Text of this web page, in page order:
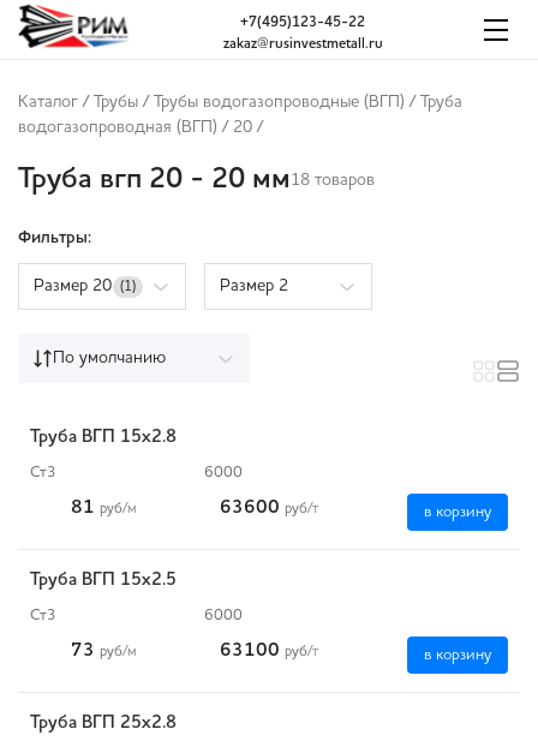
zakaz@rusinvestmetall.ru
+7(495)123-45-22
Каталог / Трубы / Трубы водогазопроводные (ВГП) /
Труба
водогазопроводная (ВГП) / 20 /
Труба вгп 20 - 20 мм 18 товаров
Фильтры:
Размер 20 (1) Размер 2
По умолчанию
Труба ВГП 15х2.8
Ст3 6000
81 руб/м 63600 руб/т в корзину
Труба ВГП 15х2.5
Ст3 6000
73 руб/м 63100 руб/т в корзину
Труба ВГП 25х2.8